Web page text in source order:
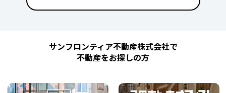
サンフロンティア不動産株式会社で
不動産をお探しの方